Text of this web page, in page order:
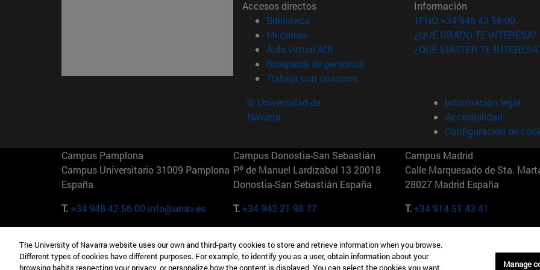
Accesos directos
Biblioteca (abre en nueva ventana)
Mi correo(abre en nueva ventana)
Aula virtual ADI (abre en nueva ventana)
Búsqueda de personas(abre en nueva ventana)
Trabaja con nosotros(abre en nueva ventana)
Información
TFNO +34 948 42 56 00
¿QUÉ GRADO TE INTERESA?
¿QUÉ MÁSTER TE
© Universidad de
Navarra
Información legal
Accesibilidad
Configuración de
Campus Pamplona
Campus Universitario 31009 Pamplona
España
T.+34 948 42 56 00 info@unav.es
Campus Donostia-San Sebastián
Pº de Manuel Lardizabal 13 20018
Donostia-San Sebastián España
T.+34 943 21 98 77
Campus Madrid
Calle Marquesado de Sta.
28027 Madrid España
T.+34 914 51 43 41
Camino del Cerro Águila 3 28023
Madrid España
165 W 57th St 10019-2201 Nueva York
EE.UU
Maria-Theresia-Straße 15
Múnich Alemania
The University of Navarra website uses our own and third-party cookies to store and retrieve information when you browse.
Different types of cookies have different purposes. For example, to identify you as a user, obtain information about your
browsing habits respecting your privacy, or personalize how the content is displayed. You can select the cookies you want
Manage